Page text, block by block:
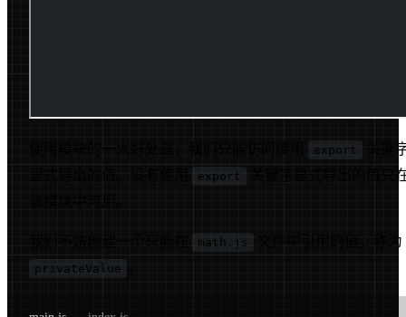
使用模块的一大好处是，我们只能访问使用 export
关键
显式导出的值。没有使用
export
关键字显式导出的值只
我们不妨创建一个只能在 math.js 文件中引用的值，称为
privateValue